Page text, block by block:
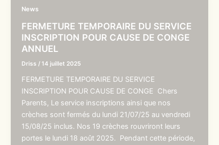
News
FERMETURE TEMPORAIRE DU SERVICE
INSCRIPTION POUR CAUSE DE CONGE
ANNUEL
Driss /14 juillet 2025
FERMETURE TEMPORAIRE DU SERVICE
INSCRIPTION POUR CAUSE DE CONGE Chers
Parents, Le service inscriptions ainsi que nos
crèches sont fermés du lundi 21/07/25 au vendredi
15/08/25 inclus. Nos 19 crèches rouvriront leurs
portes le lundi 18 août 2025. Pendant cette période,